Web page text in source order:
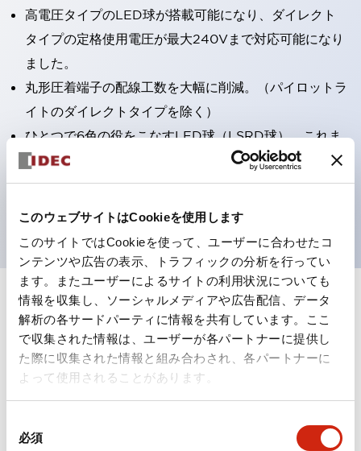
このウェブサイトはCookieを使用します
このサイトではCookieを使って、ユーザーに合わせたコ
ンテンツや広告の表示、トラフィックの分析を行ってい
ます。またユーザーによるサイトの利用状況についても
情報を収集し、ソーシャルメディアや広告配信、データ
解析の各サードパーティに情報を共有しています。ここ
で収集された情報は、ユーザーが各パートナーに提供し
た際に収集された情報と組み合わされ、各パートナーに
よって使用されることがあります。
必須
高電圧タイプのLED球が搭載可能になり、ダイレクト
タイプの定格使用電圧が最大240Vまで対応可能になり
ました。
丸形圧着端子の配線工数を大幅に削減。（パイロットラ
イトのダイレクトタイプを除く）
ひとつで6色の役をこなすLED球（LSRD球）。これま
で色ごとに分かれていたLED球を、1色のLED球で各色
を表現できるようにしました。
UL、CSA、TÜV、CCC認証品。
仕様 すべて展開
形状仕様
電気的仕様(照光部定格)
環境仕様